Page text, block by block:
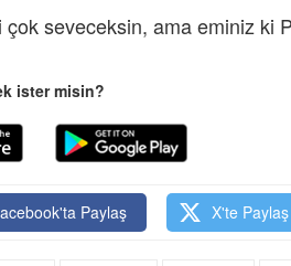
seveceksin, ama eminiz ki
ister misin?
Paylaş X'te Paylaş